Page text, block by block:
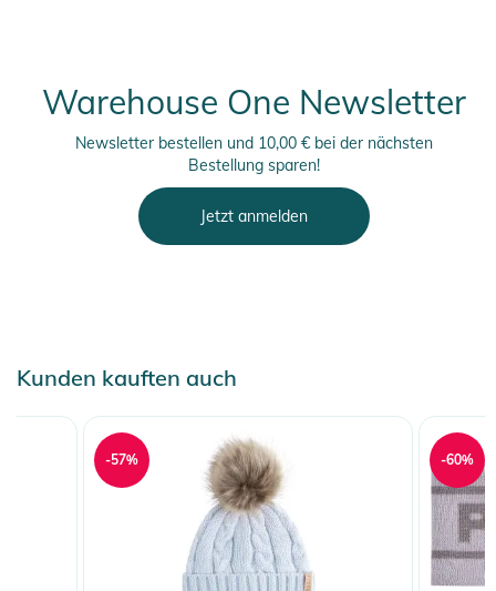
Produktinformationen und
Sicherheitshinweise
Gebrauchsanweisungen, Sicherheitshinweise und Warnungen
finden Sie direkt am Produkt.
Warehouse One Newsletter
Newsletter bestellen und 10,00 € bei der nächsten
Bestellung sparen!
Jetzt anmelden
Kunden kauften auch
-57% -60%